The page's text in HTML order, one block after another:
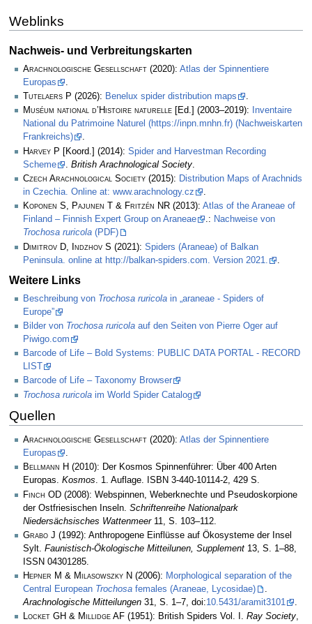
Weblinks
Nachweis- und Verbreitungskarten
Arachnologische Gesellschaft (2020): Atlas der Spinnentiere
Europas
.
Tutelaers P (2026): Benelux spider distribution maps
.
Muséum national d’Histoire naturelle [Ed.] (2003–2019):
Inventaire
National du Patrimoine Naturel (https://inpn.mnhn.fr) (Nachweiskarten
Frankreichs)
.
Harvey P [Koord.] (2014): Spider and Harvestman Recording
Scheme
British Arachnological Society
Czech Arachnological Society (2015): Distribution Maps of Arachnids
in Czechia. Online at: www.arachnology.cz
.
Koponen S, Pajunen T & Fritzén NR (2013): Atlas of the Araneae of
Finland – Finnish Expert Group on Araneae
.: Nachweise von
Trochosa ruricola (PDF)
Dimitrov D, Indzhov S (2021): Spiders (Araneae) of Balkan
Peninsula. online at http://balkan-spiders.com. Version 2021.
Weitere Links
Beschreibung von Trochosa ruricola in „araneae - Spiders of
Europe”
Bilder von Trochosa ruricola auf den Seiten von Pierre Oger auf
Piwigo.com
Barcode of Life – Bold Systems: PUBLIC DATA PORTAL - RECORD
LIST
Barcode of Life – Taxonomy Browser
Trochosa ruricola im World Spider Catalog
Quellen
Arachnologische Gesellschaft (2020): Atlas der Spinnentiere
Europas
.
Bellmann H (2010): Der Kosmos Spinnenführer: Über 400 Arten
Europas. Kosmos. 1. Auflage. ISBN 3-440-10114-2, 429 S.
Finch OD (2008): Webspinnen, Weberknechte und Pseudoskorpione
der Ostfriesischen Inseln. Schriftenreihe Nationalpark
Niedersächsisches Wattenmeer11, S. 103–112.
Grabo J (1992): Anthropogene Einflüsse auf Ökosysteme der Insel
Sylt. Faunistisch-Ökologische Mitteilunen, Supplement 13, S. 1–88,
ISSN 04301285.
Hepner M & Milasowszky N (2006): Morphological separation of the
Central European Trochosa females (Araneae, Lycosidae)
.
Arachnologische Mitteilungen 31, S. 1–7, doi:10.5431/aramit3101
.
Locket GH & Millidge AF (1951): British Spiders Vol. I. Ray Society,